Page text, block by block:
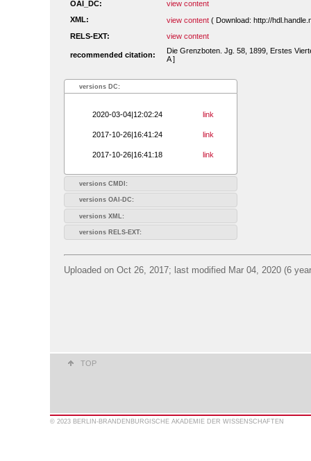
OAI_DC:
view content
XML:
view content ( Download: http://
RELS-EXT:
view content
recommended citation:
Die Grenzboten. Jg. 58, 1899, Erstes
A ]
versions DC:
2020-03-04|12:02:24 link
2017-10-26|16:41:24 link
2017-10-26|16:41:18 link
versions CMDI:
versions OAI-DC:
versions XML:
versions RELS-EXT:
Uploaded on Oct 26, 2017; last modified Mar 04, 2020 (6
TOP
© 2023 BERLIN-BRANDENBURGISCHE AKADEMIE DER WISSENSCHAFTEN